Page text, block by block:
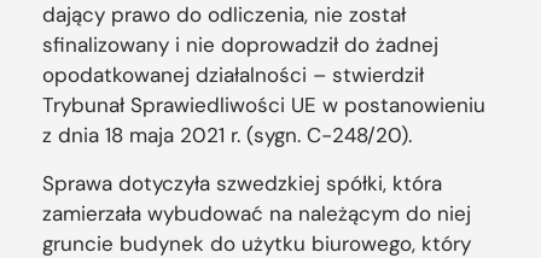
dający prawo do odliczenia, nie został
sfinalizowany i nie doprowadził do żadnej
opodatkowanej działalności – stwierdził
Trybunał Sprawiedliwości UE w postanowieniu
z dnia 18 maja 2021 r. (sygn. C-248/20).
Sprawa dotyczyła szwedzkiej spółki, która
zamierzała wybudować na należącym do niej
gruncie budynek do użytku biurowego, który